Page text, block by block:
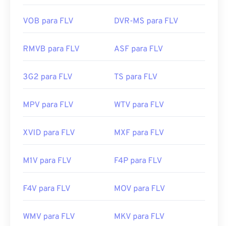
Zoom Player ,o RealNetworks RealPlayer Cloud
Desenvolvido por:
Links úteis:
https://en.wikipedia.org/wiki/Flash_Video
VOB para FLV DVR-MS para FLV
RMVB para FLV ASF para FLV
3G2 para FLV TS para FLV
MPV para FLV WTV para FLV
XVID para FLV MXF para FLV
M1V para FLV F4P para FLV
F4V para FLV MOV para FLV
WMV para FLV MKV para FLV